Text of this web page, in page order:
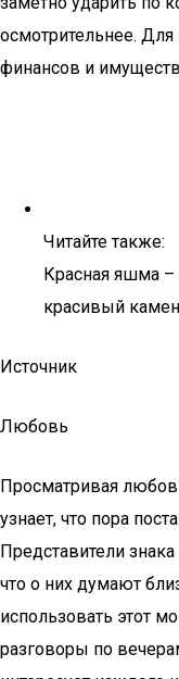
осмотрительнее. Для
финансов и
Читайте также:
Красная яшма –
красивый
Источник
Любовь
Просматривая
узнает, что пора
Представители
что о них думают
использовать этот
разговоры по